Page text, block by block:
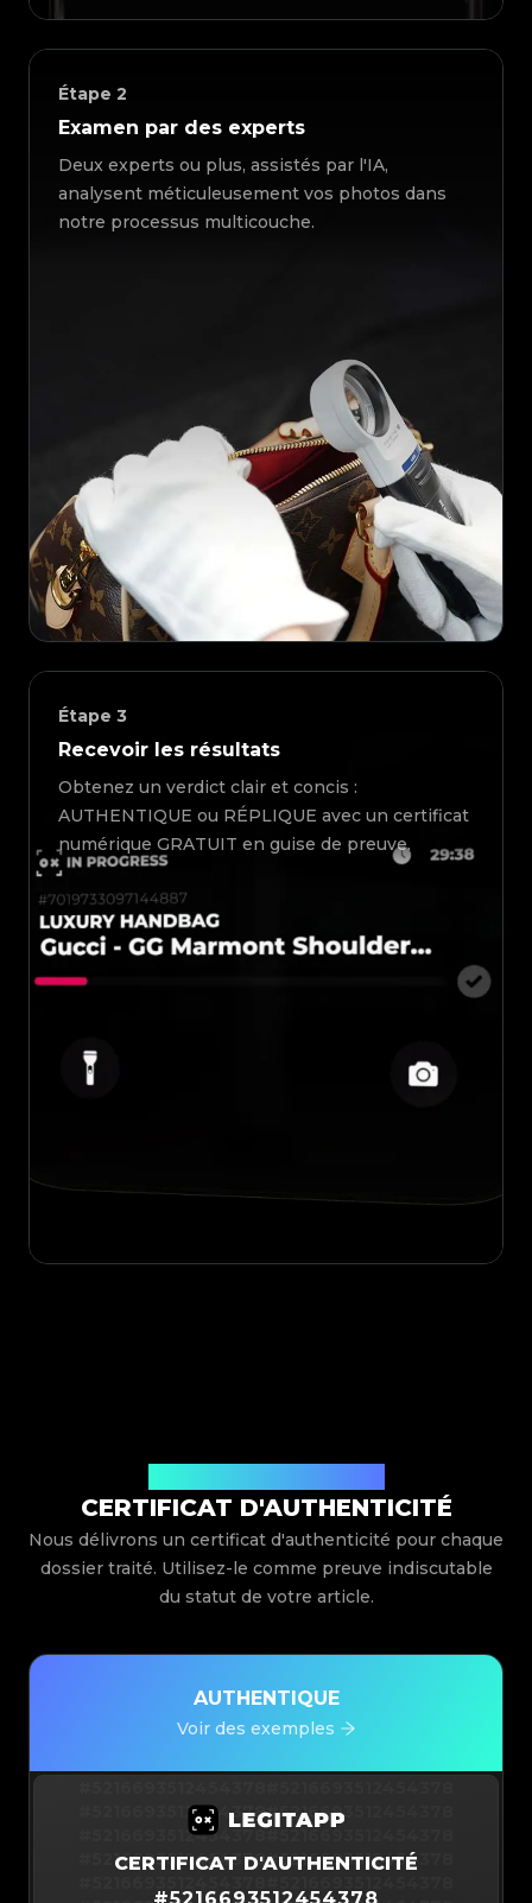
Étape 2
Examen par des experts
Deux experts ou plus, assistés par l'IA,
analysent méticuleusement vos photos dans
notre processus multicouche.
Étape 3
Recevoir les résultats
Obtenez un verdict clair et concis :
AUTHENTIQUE ou RÉPLIQUE avec un certificat
numérique GRATUIT en guise de preuve.
CERTIFICAT D'AUTHENTICITÉ
Nous délivrons un certificat d'authenticité pour chaque
dossier traité. Utilisez-le comme preuve indiscutable
du statut de votre article.
AUTHENTIQUE
Voir des exemples
#5216693512454378#5216693512454378
#5216693512454378#5216693512454378
#5216693512454378#5216693512454378
CERTIFICAT D'AUTHENTICITÉ